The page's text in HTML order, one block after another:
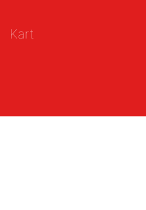
Kart